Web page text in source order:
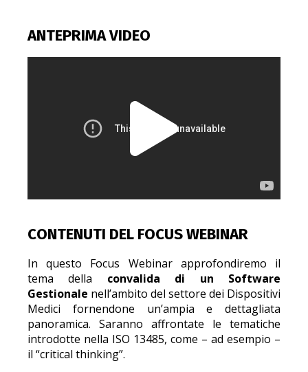
ANTEPRIMA VIDEO
CONTENUTI DEL FOCUS WEBINAR
In questo Focus Webinar approfondiremo il
tema della convalida di un Software
Gestionale nell’ambito del settore dei Dispositivi
Medici fornendone un’ampia e dettagliata
panoramica. Saranno affrontate le tematiche
introdotte nella ISO 13485, come – ad esempio –
il “critical thinking”.